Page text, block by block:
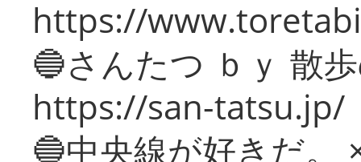
https://
🔵さんたつ ｂｙ 散
https://san-tatsu.jp/
🔵中央線が好きだ。